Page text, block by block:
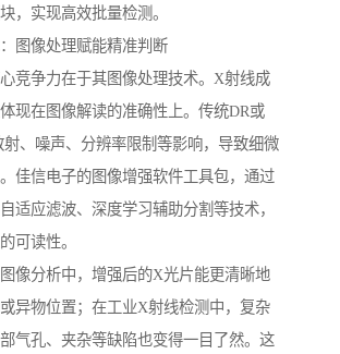
，实现高效批量检测。
图像处理赋能精准判断
竞争力在于其图像处理技术。X射线成
现在图像解读的准确性上。传统DR或
射、噪声、分辨率限制等影响，导致细微
佳信电子的图像增强软件工具包，通过
适应滤波、深度学习辅助分割等技术，
可读性。
像分析中，增强后的X光片能更清晰地
异物位置；在工业X射线检测中，复杂
气孔、夹杂等缺陷也变得一目了然。这